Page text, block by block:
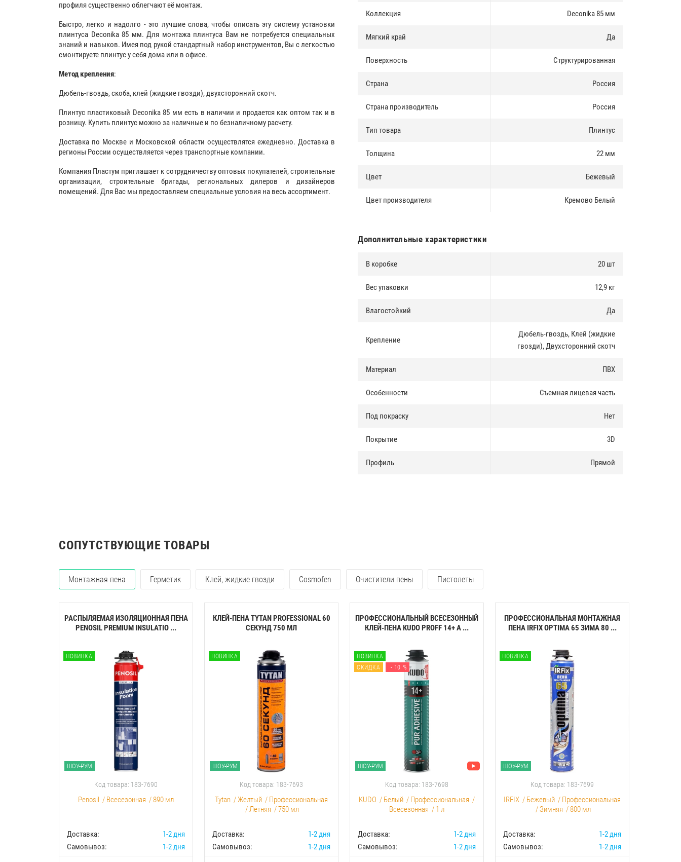
профиля существенно облегчают её монтаж.
Быстро, легко и надолго - это лучшие слова, чтобы описать эту систему установки
плинтуса Deconika 85 мм. Для монтажа плинтуса Вам не потребуется специальных
знаний и навыков. Имея под рукой стандартный набор инструментов, Вы с легкостью
смонтируете плинтус у себя дома или в офисе.
Метод крепления:
Дюбель-гвоздь, скоба, клей (жидкие гвозди), двухсторонний скотч.
Плинтус пластиковый Deconika 85 мм есть в наличии и продается как оптом так и в
розницу. Купить плинтус можно за наличные и по безналичному расчету.
Доставка по Москве и Московской области осуществлятся ежедневно. Доставка в
регионы России осуществляется через транспортные компании.
Компания Пластум приглашает к сотрудничеству оптовых покупателей, строительные
организации, строительные бригады, региональных дилеров и дизайнеров
помещений. Для Вас мы предоставляем специальные условия на весь ассортимент.
Коллекция Deconika 85 мм
Мягкий край Да
Поверхность Структурированная
Страна Россия
Страна производитель Россия
Тип товара Плинтус
Толщина 22 мм
Цвет Бежевый
Цвет производителя Кремово Белый
Дополнительные характеристики
В коробке 20 шт
Вес упаковки 12,9 кг
Влагостойкий Да
Крепление
Дюбель-гвоздь, Клей (жидкие
гвозди), Двухсторонний скотч
Материал ПВХ
Особенности Съемная лицевая часть
Под покраску Нет
Покрытие 3D
Профиль Прямой
СОПУТСТВУЮЩИЕ ТОВАРЫ
Монтажная пена Герметик Клей, жидкие гвозди Cosmofen Очистители пены Пистолеты
РАСПЫЛЯЕМАЯ ИЗОЛЯЦИОННАЯ ПЕНА
PENOSIL PREMIUM INSULATIO ...
НОВИНКА
ШОУ-РУМ
Код товара: 183-7690
Penosil / Всесезонная /890 мл
Доставка:
1-2 дня
Самовывоз:
1-2 дня
КЛЕЙ-ПЕНА TYTAN PROFESSIONAL 60
CЕКУНД 750 МЛ
НОВИНКА
ШОУ-РУМ
Код товара: 183-7693
Tytan /Желтый / Профессиональная
/Летняя /750 мл
Доставка:
1-2 дня
Самовывоз:
1-2 дня
ПРОФЕССИОНАЛЬНЫЙ ВСЕСЕЗОННЫЙ
КЛЕЙ-ПЕНА KUDO PROFF 14+ A ...
НОВИНКА
СКИДКА
- 10 %
ШОУ-РУМ
Код товара: 183-7698
KUDO / Белый / Профессиональная /
Всесезонная / 1 л
Доставка:
1-2 дня
Самовывоз:
1-2 дня
ПРОФЕССИОНАЛЬНАЯ МОНТАЖНАЯ
ПЕНА IRFIX OPTIMA 65 ЗИМА 80 ...
НОВИНКА
ШОУ-РУМ
Код товара: 183-7699
IRFIX / Бежевый / Профессиональная
/Зимняя /800 мл
Доставка:
1-2 дня
Самовывоз:
1-2 дня